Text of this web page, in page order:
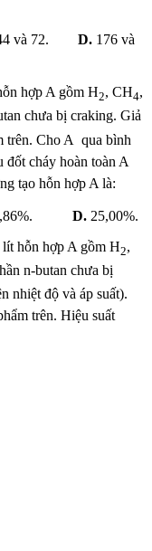
và 72. D. 176 và
hợp A gồm H2, CH4,
chưa bị craking. Giả
trên. Cho A qua bình
cháy hoàn toàn A
tạo hỗn hợp A là:
D. 25,00%.
hỗn hợp A gồm H2,
n-butan chưa bị
nhiệt độ và áp suất).
trên. Hiệu suất